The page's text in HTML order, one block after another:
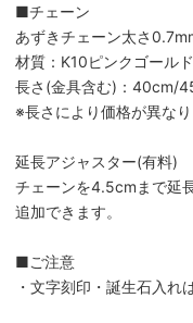
■チェーン
あずきチェーン太さ
材質：K10ピンクゴール
長さ(金具含む)：40cm/
※長さにより価格が異なり
延長アジャスター(有料)
チェーンを4.5cmまで延
追加できます。
■ご注意
・文字刻印・誕生石入れ